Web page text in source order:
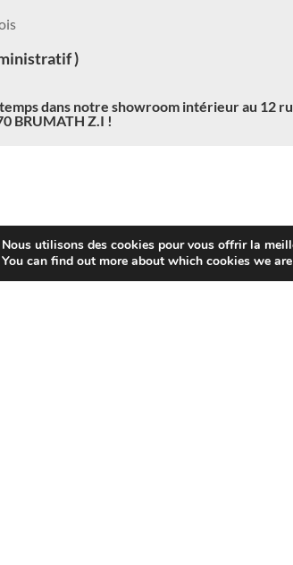
)
dans notre showroom intérieur au 12
BRUMATH Z.I !
Nous utilisons des cookies pour vous offrir la
You can find out more about which cookies we